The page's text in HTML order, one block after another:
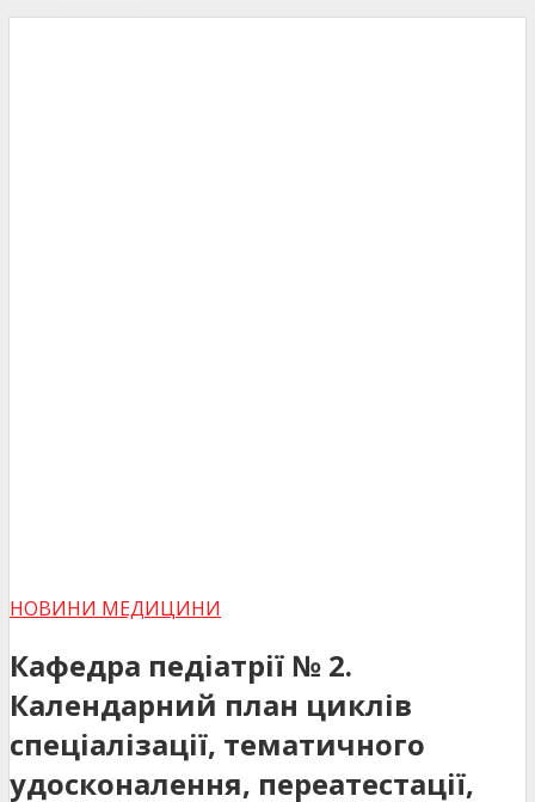
НОВИНИ МЕДИЦИНИ
Кафедра педіатрії № 2.
Календарний план циклів
спеціалізації, тематичного
удосконалення, переатестації,